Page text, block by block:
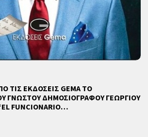
ΤΙΣ ΕΚΔΟΣΕΙΣ GEMA ΤΟ
ΓΝΩΣΤΟΥ ΔΗΜΟΣΙΟΓΡΑΦΟΥ ΓΕΩΡΓΙΟΥ
FUNCIONARIO…